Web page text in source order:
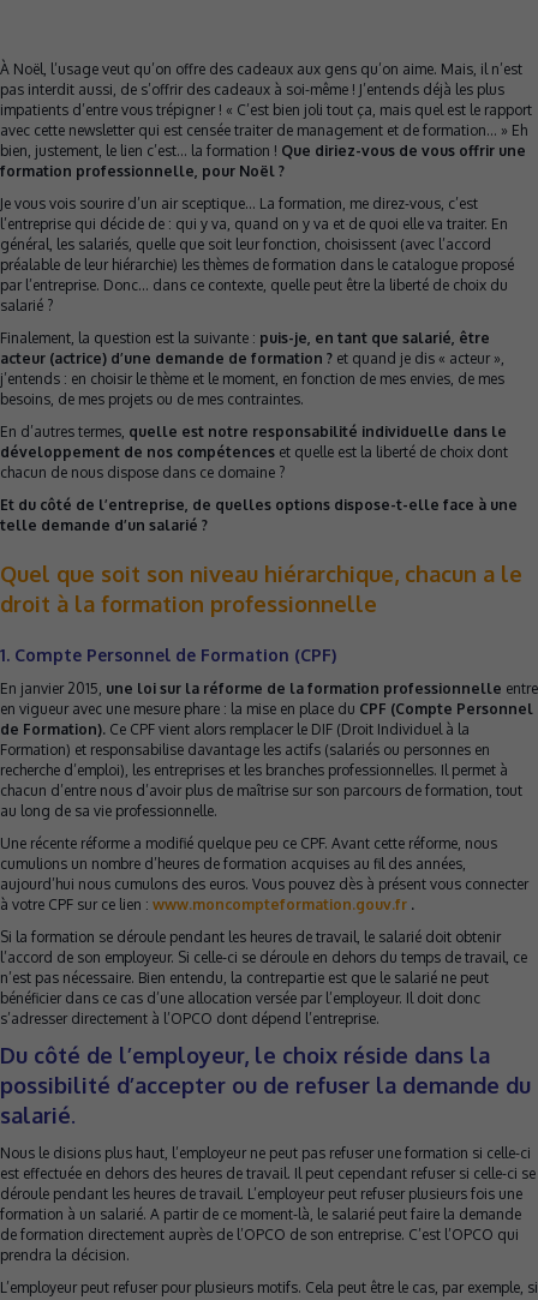
À Noël, l’usage veut qu’on offre des cadeaux aux gens qu’on aime. Mais, il n’est
pas interdit aussi, de s’offrir des cadeaux à soi-même ! J’entends déjà les plus
impatients d’entre vous trépigner ! « C’est bien joli tout ça, mais quel est le rapport
avec cette newsletter qui est censée traiter de management et de formation… » Eh
bien, justement, le lien c’est… la formation ! Que diriez-vous de vous offrir une
formation professionnelle, pour Noël ?
Je vous vois sourire d’un air sceptique… La formation, me direz-vous, c’est
l’entreprise qui décide de : qui y va, quand on y va et de quoi elle va traiter. En
général, les salariés, quelle que soit leur fonction, choisissent (avec l’accord
préalable de leur hiérarchie) les thèmes de formation dans le catalogue proposé
par l’entreprise. Donc… dans ce contexte, quelle peut être la liberté de choix du
salarié ?
Finalement, la question est la suivante : puis-je, en tant que salarié, être
acteur (actrice) d’une demande de formation ? et quand je dis « acteur »,
j’entends : en choisir le thème et le moment, en fonction de mes envies, de mes
besoins, de mes projets ou de mes contraintes.
En d’autres termes, quelle est notre responsabilité individuelle dans le
développement de nos compétences et quelle est la liberté de choix dont
chacun de nous dispose dans ce domaine ?
Et du côté de l’entreprise, de quelles options dispose-t-elle face à une
telle demande d’un salarié ?
Quel que soit son niveau hiérarchique, chacun a le
droit à la formation professionnelle
1. Compte Personnel de Formation (CPF)
En janvier 2015, une loi sur la réforme de la formation professionnelle entre
en vigueur avec une mesure phare : la mise en place du CPF (Compte Personnel
de Formation). Ce CPF vient alors remplacer le DIF (Droit Individuel à la
Formation) et responsabilise davantage les actifs (salariés ou personnes en
recherche d’emploi), les entreprises et les branches professionnelles. Il permet à
chacun d’entre nous d’avoir plus de maîtrise sur son parcours de formation, tout
au long de sa vie professionnelle.
Une récente réforme a modifié quelque peu ce CPF. Avant cette réforme, nous
cumulions un nombre d’heures de formation acquises au fil des années,
aujourd’hui nous cumulons des euros. Vous pouvez dès à présent vous connecter
à votre CPF sur ce lien : www.moncompteformation.gouv.fr .
Si la formation se déroule pendant les heures de travail, le salarié doit obtenir
l’accord de son employeur. Si celle-ci se déroule en dehors du temps de travail, ce
n’est pas nécessaire. Bien entendu, la contrepartie est que le salarié ne peut
bénéficier dans ce cas d’une allocation versée par l’employeur. Il doit donc
s’adresser directement à l’OPCO dont dépend l’entreprise.
Du côté de l’employeur, le choix réside dans la
possibilité d’accepter ou de refuser la demande du
salarié.
Nous le disions plus haut, l’employeur ne peut pas refuser une formation si celle-ci
est effectuée en dehors des heures de travail. Il peut cependant refuser si celle-ci se
déroule pendant les heures de travail. L’employeur peut refuser plusieurs fois une
formation à un salarié. A partir de ce moment-là, le salarié peut faire la demande
de formation directement auprès de l’OPCO de son entreprise. C’est l’OPCO qui
prendra la décision.
L’employeur peut refuser pour plusieurs motifs. Cela peut être le cas, par exemple, si